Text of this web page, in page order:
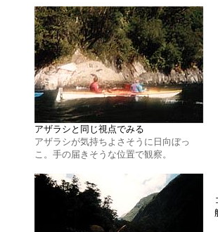
アザラシと同じ視点でみる
アザラシが気持ちよさそうに日向ぼっ
こ。手の届きそうな位置で観察。